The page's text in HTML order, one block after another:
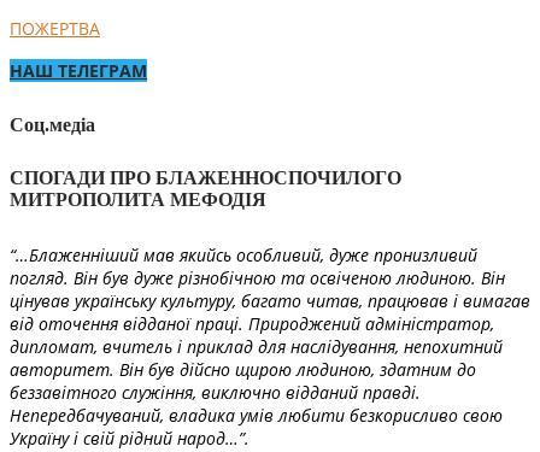
ПОЖЕРТВА
НАШ ТЕЛЕГРАМ
Соц.медіа
СПОГАДИ ПРО БЛАЖЕННОСПОЧИЛОГО
МИТРОПОЛИТА МЕФОДІЯ
“…Блаженніший мав якийсь особливий, дуже пронизливий
погляд. Він був дуже різнобічною та освіченою людиною. Він
цінував українську культуру, багато читав, працював і вимагав
від оточення відданої праці. Природжений адміністратор,
дипломат, вчитель і приклад для наслідування, непохитний
авторитет. Він був дійсно щирою людиною, здатним до
беззавітного служіння, виключно відданий правді.
Непередбачуваний, владика умів любити безкорисливо свою
Україну і свій рідний народ…”.